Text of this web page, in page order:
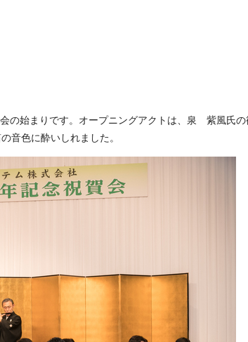
の始まりです。オープニングアクトは、泉 紫風氏の
音色に酔いしれました。